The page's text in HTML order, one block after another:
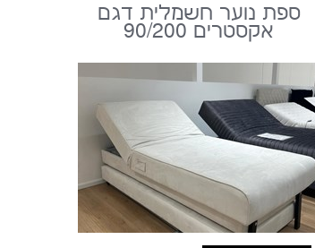
ספת נוער חשמלית דגם
אקסטרים 90/200